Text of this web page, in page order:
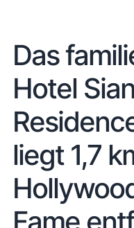
Das
Hotel
liegt 1,7